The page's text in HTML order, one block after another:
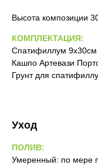
Высота композиции
КОМПЛЕКТАЦИЯ:
Спатифиллум 9х30см
Кашпо Артевази
Грунт для
Уход
ПОЛИВ:
Умеренный: по мере